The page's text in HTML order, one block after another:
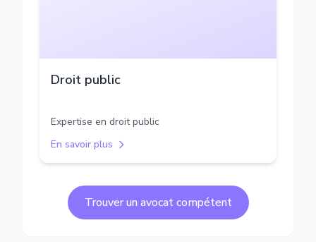
Droit public
Expertise en droit public
En savoir plus
Trouver un avocat compétent